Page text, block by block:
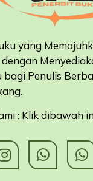
yang
bagi Penulis
.
: Klik dibawah